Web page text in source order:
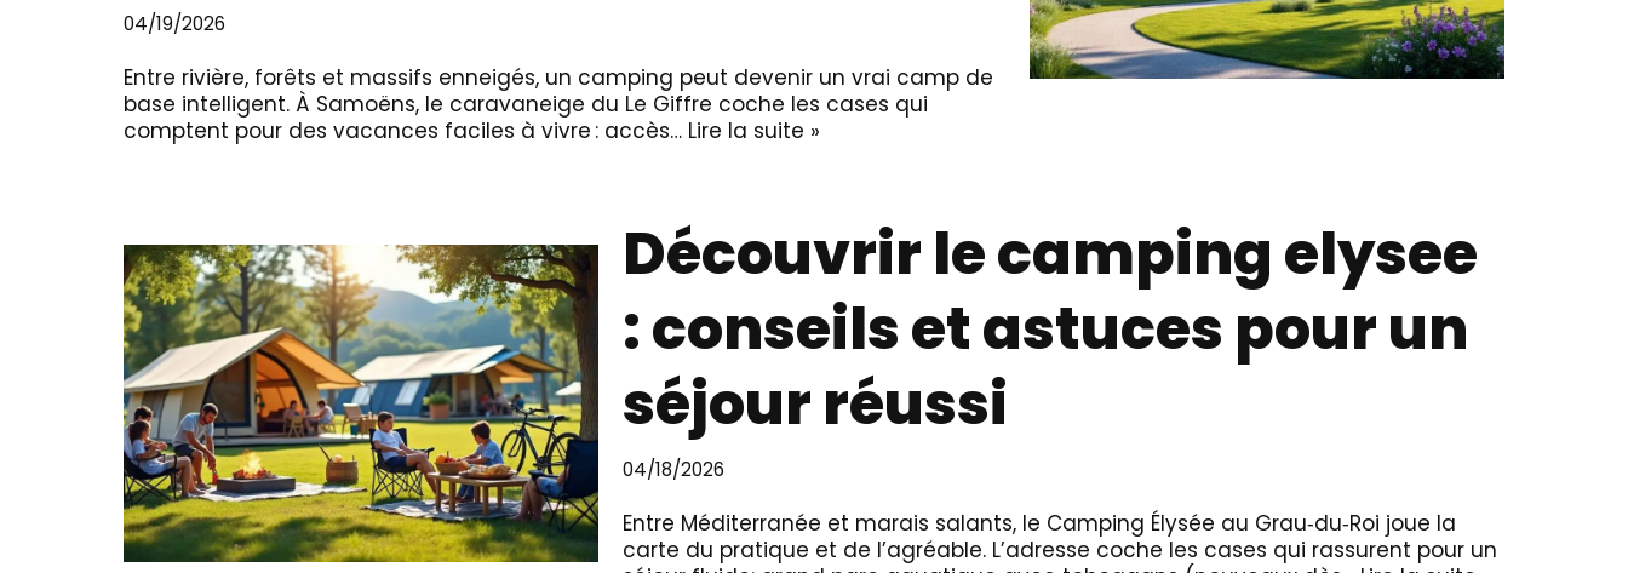
04/19/2026
Entre rivière, forêts et massifs enneigés, un camping peut devenir un vrai camp de
base intelligent. À Samoëns, le caravaneige du Le Giffre coche les cases qui
comptent pour des vacances faciles à vivre : accès… Lire la suite »
Découvrir le camping elysee
: conseils et astuces pour un
séjour réussi
04/18/2026
Entre Méditerranée et marais salants, le Camping Élysée au Grau‑du‑Roi joue la
carte du pratique et de l’agréable. L’adresse coche les cases qui rassurent pour un